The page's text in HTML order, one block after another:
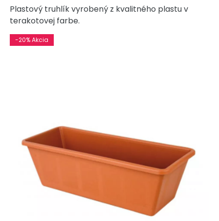
Plastový truhlík vyrobený z kvalitného plastu v
terakotovej farbe.
-20% Akcia